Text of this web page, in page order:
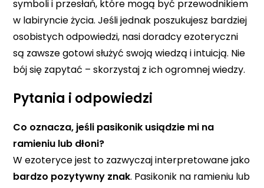
symboli i przesłań, które mogą być przewodnikiem
w labiryncie życia. Jeśli jednak poszukujesz bardziej
osobistych odpowiedzi, nasi doradcy ezoteryczni
są zawsze gotowi służyć swoją wiedzą i intuicją. Nie
bój się zapytać – skorzystaj z ich ogromnej wiedzy.
Pytania i odpowiedzi
Co oznacza, jeśli pasikonik usiądzie mi na
ramieniu lub dłoni?
W ezoteryce jest to zazwyczaj interpretowane jako
bardzo pozytywny znak. Pasikonik na ramieniu lub